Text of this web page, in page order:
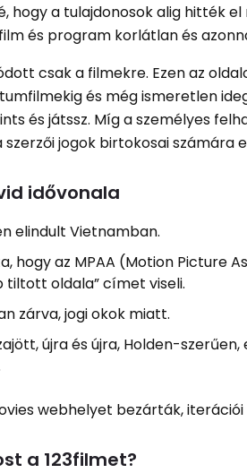
hogy a tulajdonosok alig hitték
és program korlátlan és
csak a filmekre. Ezen az
és még ismeretlen
és játssz. Míg a személyes
jogok birtokosai számára
idővonala
elindult Vietnamban.
hogy az MPAA (Motion Picture
tiltott oldala” címet viseli.
zárva, jogi okok miatt.
újra és újra, Holden-
webhelyet bezárták,
a 123filmet?